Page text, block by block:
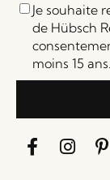
Je souhaite
de Hübsch
moins 15 ans.